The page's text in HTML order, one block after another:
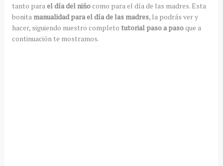
tanto para el día del niñocomo para el día de las madres. Esta
bonita manualidad para el día de las madres, la podrás ver y
hacer, siguiendo nuestro completo tutorial paso a pasoque a
continuación te mostramos.